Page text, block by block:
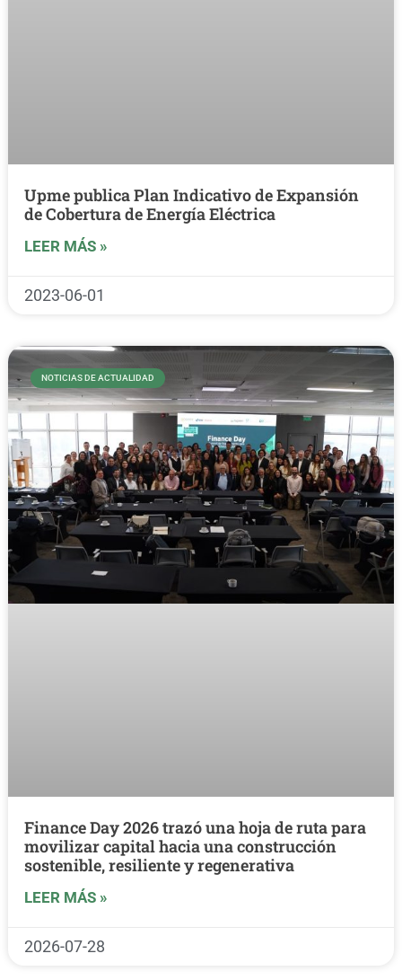
Upme publica Plan Indicativo de Expansión
de Cobertura de Energía Eléctrica
LEER MÁS »
2023-06-01
NOTICIAS DE ACTUALIDAD
Finance Day 2026 trazó una hoja de ruta para
movilizar capital hacia una construcción
sostenible, resiliente y regenerativa
LEER MÁS »
2026-07-28